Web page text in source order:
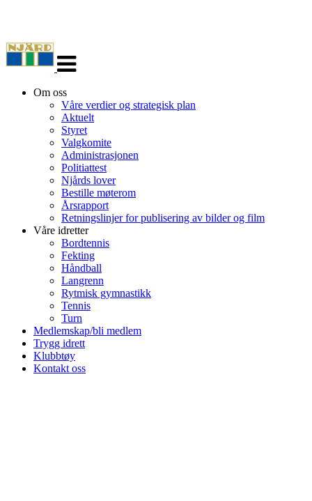
navigasjon
Om oss
Våre verdier og strategisk plan
Aktuelt
Styret
Valgkomite
Administrasjonen
Politiattest
Njårds lover
Bestille møterom
Årsrapport
Retningslinjer for publisering av bilder og film
Våre idretter
Bordtennis
Fekting
Håndball
Langrenn
Rytmisk gymnastikk
Tennis
Turn
Medlemskap/bli medlem
Trygg idrett
Klubbtøy
Kontakt oss